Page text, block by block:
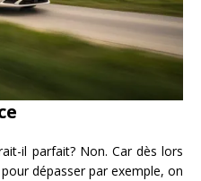
il parfait? Non. Car dès lors
dépasser par exemple, on